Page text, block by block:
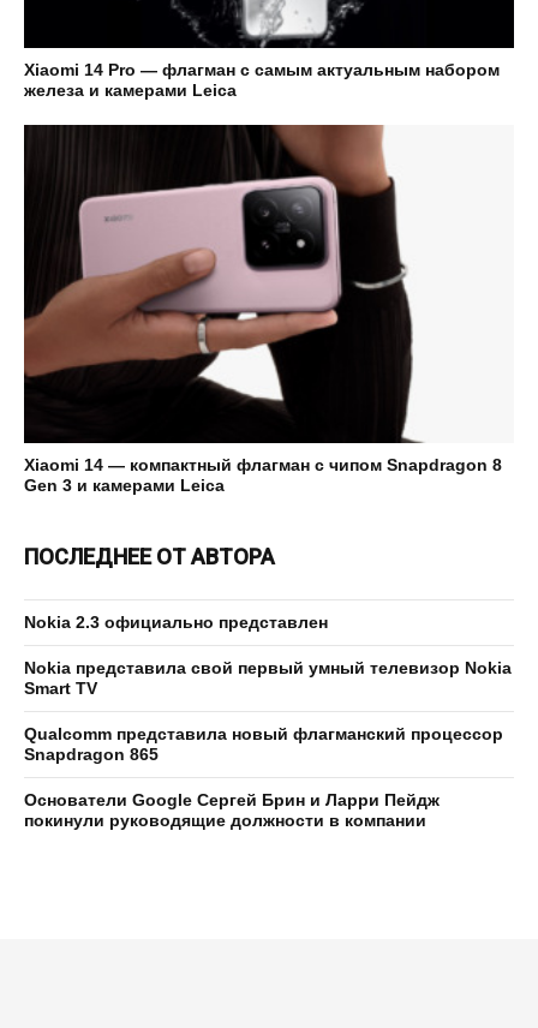
Xiaomi 14 Pro — флагман с самым актуальным набором
железа и камерами Leica
Xiaomi 14 — компактный флагман с чипом Snapdragon 8
Gen 3 и камерами Leica
ПОСЛЕДНЕЕ ОТ АВТОРА
Nokia 2.3 официально представлен
Nokia представила свой первый умный телевизор Nokia
Smart TV
Qualcomm представила новый флагманский процессор
Snapdragon 865
Основатели Google Сергей Брин и Ларри Пейдж
покинули руководящие должности в компании